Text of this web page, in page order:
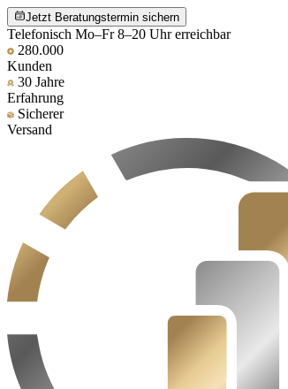
Jetzt Beratungstermin sichern
Telefonisch Mo–Fr 8–20 Uhr erreichbar
280.000
Kunden
30 Jahre
Erfahrung
Sicherer
Versand